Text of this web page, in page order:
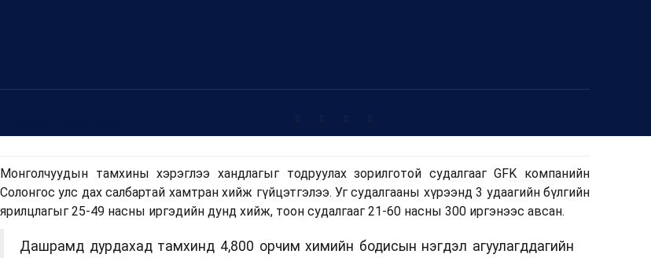
Монголчуудын тамхины хэрэглээ хандлагыг тодруулах зорилготой судалгааг GFK компанийн
Солонгос улс дах салбартай хамтран хийж гүйцэтгэлээ. Уг судалгааны хүрээнд 3 удаагийн бүлгийн
ярилцлагыг 25-49 насны иргэдийн дунд хийж, тоон судалгааг 21-60 насны 300 иргэнээс авсан.
Дашрамд дурдахад тамхинд 4,800 орчим химийн бодисын нэгдэл агуулагддагийн